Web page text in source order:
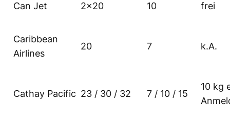
Can Jet 2×20 10 frei
Caribbean
Airlines
20 7 k.A.
Cathay Pacific 23 / 30 / 32 7 / 10 / 15
10 kg